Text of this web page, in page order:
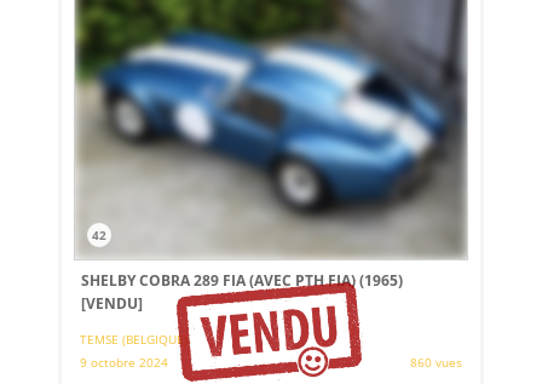
42
SHELBY COBRA 289 FIA (AVEC PTH FIA) (1965)
[VENDU]
TEMSE (BELGIQUE)
9 octobre 2024
860 vues